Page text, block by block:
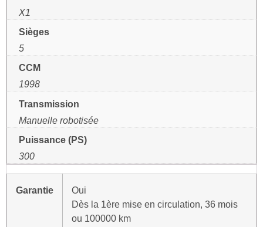
X1
Sièges
5
CCM
1998
Transmission
Manuelle robotisée
Puissance (PS)
300
Garantie
Oui
Dès la 1ère mise en circulation, 36 mois
ou 100000 km